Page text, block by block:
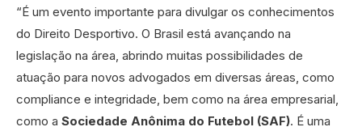
“É um evento importante para divulgar os conhecimentos
do Direito Desportivo. O Brasil está avançando na
legislação na área, abrindo muitas possibilidades de
atuação para novos advogados em diversas áreas, como
compliance e integridade, bem como na área empresarial,
como a Sociedade Anônima do Futebol (SAF). É uma